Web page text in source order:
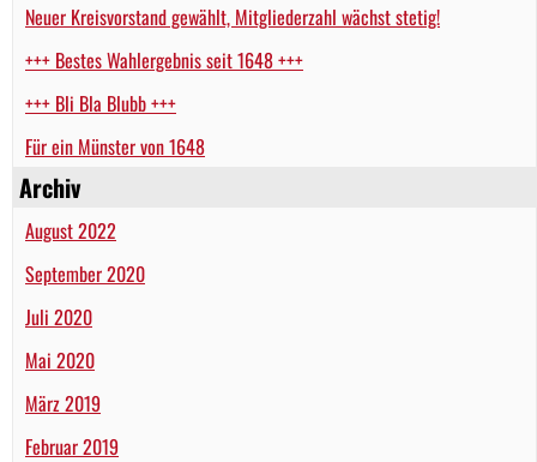
Neuer Kreisvorstand gewählt, Mitgliederzahl wächst stetig!
+++ Bestes Wahlergebnis seit 1648 +++
+++ Bli Bla Blubb +++
Für ein Münster von 1648
Archiv
August 2022
September 2020
Juli 2020
Mai 2020
März 2019
Februar 2019